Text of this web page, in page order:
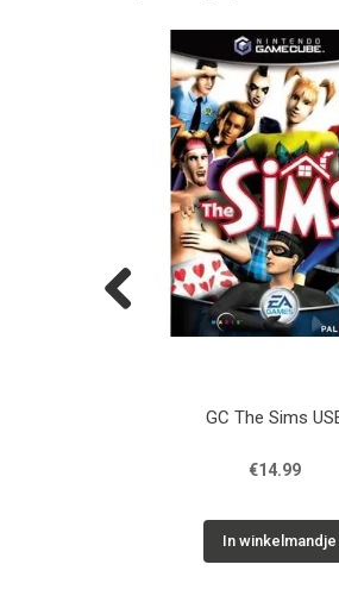
GC The Sims
€14.99
In winkelmandje